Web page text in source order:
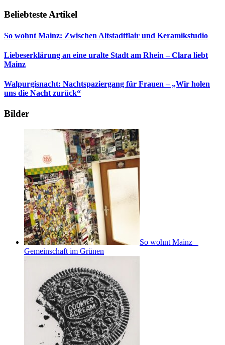
Beliebteste Artikel
So wohnt Mainz: Zwischen Altstadtflair und Keramikstudio
Liebeserklärung an eine uralte Stadt am Rhein – Clara liebt
Mainz
Walpurgisnacht: Nachtspaziergang für Frauen – „Wir holen
uns die Nacht zurück“
Bilder
So wohnt Mainz –
Gemeinschaft im Grünen